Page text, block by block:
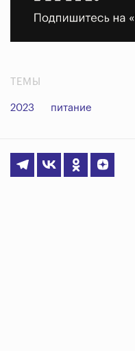
ТЕМЫ
2023 питание